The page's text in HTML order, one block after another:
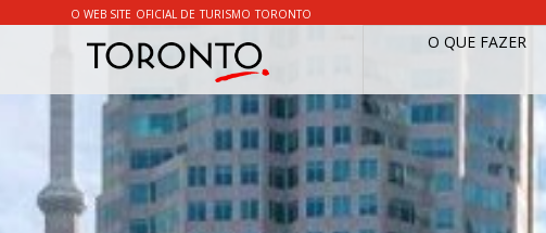
O WEB SITE OFICIAL DE TURISMO TORONTO
O QUE FAZER